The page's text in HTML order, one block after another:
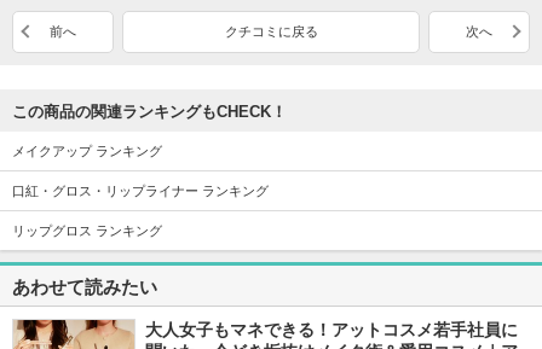
前へ クチコミに戻る 次へ
この商品の関連ランキングもCHECK！
メイクアップ ランキング
口紅・グロス・リップライナー ランキング
リップグロス ランキング
あわせて読みたい
大人女子もマネできる！アットコスメ若手社員に